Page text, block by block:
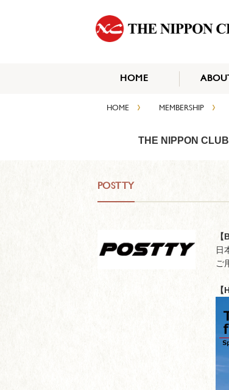
HOME
HOME › MEMBERSHIP ›
THE NIPPON
POSTTY
日
ご